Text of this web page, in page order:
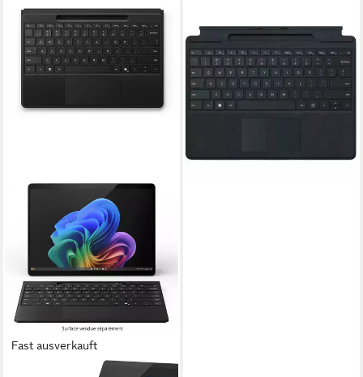
Fast ausverkauft
MICROSOFT
Surface Pro Keyboard mit
Stiftaufbewahrung - Tastatur -
schwarz Tablet-Tastatur
327,90 €
16,29 €mtl. in 24 Raten